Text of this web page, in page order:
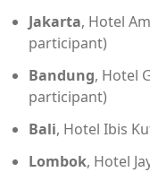
Jakarta, Hotel
participant)
Bandung, Hotel
participant)
Bali, Hotel Ibis
Lombok, Hotel